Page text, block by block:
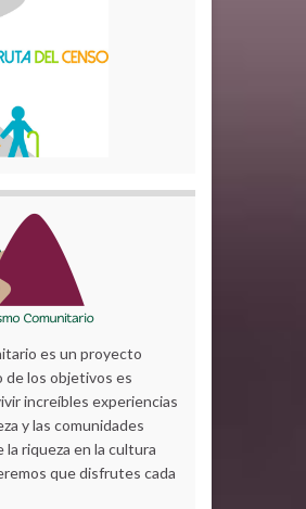
es un proyecto
de los objetivos es
increíbles experiencias
y las comunidades
riqueza en la cultura
que disfrutes cada